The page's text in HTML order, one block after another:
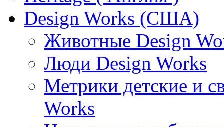
Design Works (США)
Животные Design
Люди Design Works
Метрики детские и
Works